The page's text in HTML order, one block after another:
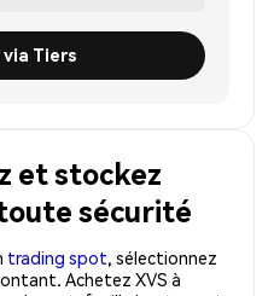
Tiers
et stockez
sécurité
trading spot, sélectionnez
Achetez XVS à